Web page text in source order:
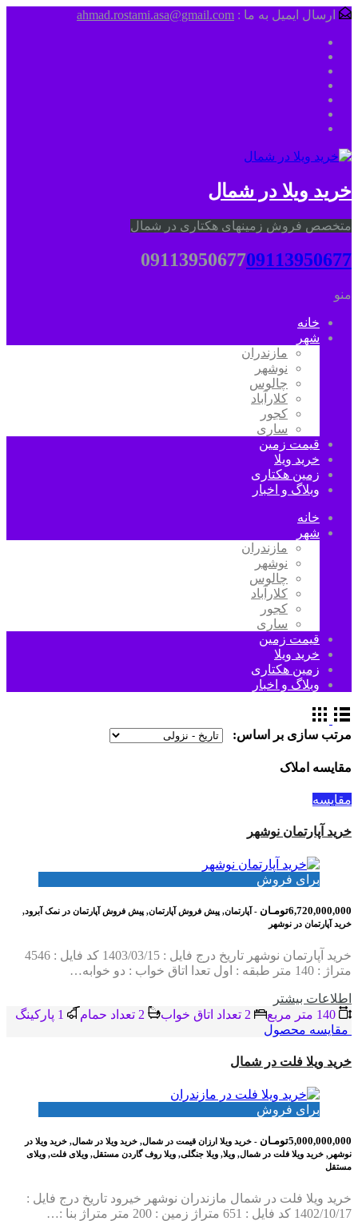
ارسال ایمیل به ما : ahmad.rostami.asa@gmail.com
خرید ویلا در شمال
متخصص فروش زمینهای هکتاری در شمال
0911395067709113950677
منو
خانه
شهر
مازندران
نوشهر
چالوس
کلارآباد
کجور
ساری
قیمت زمین
خرید ویلا
زمین هکتاری
وبلاگ و اخبار
خانه
شهر
مازندران
نوشهر
چالوس
کلارآباد
کجور
ساری
قیمت زمین
خرید ویلا
زمین هکتاری
وبلاگ و اخبار
مرتب سازی بر اساس:
مقایسه املاک
مقایسه
خرید آپارتمان نوشهر
برای فروش
6,720,000,000تومـان
- آپارتمان, پیش فروش آپارتمان, پیش فروش آپارتمان در نمک آبرود,
خرید آپارتمان در نوشهر
خرید آپارتمان نوشهر تاریخ درج فایل : 1403/03/15 کد فایل : 4546
متراژ : 140 متر طبقه : اول تعدا اتاق خواب : دو خوابه…
اطلاعات بيشتر
مقایسه محصول
خرید ویلا فلت در شمال
برای فروش
5,000,000,000تومـان
- خرید ویلا ارزان قیمت در شمال, خرید ویلا در شمال, خرید ویلا در
نوشهر, خرید ویلا فلت در شمال, ویلا, ویلا جنگلی, ویلا روف گاردن مستقل, ویلای فلت, ویلای
مستقل
خرید ویلا فلت در شمال مازندران نوشهر خیرود تاریخ درج فایل :
1402/10/17 کد فایل : 651 متراژ زمین : 200 متر متراژ بنا :…